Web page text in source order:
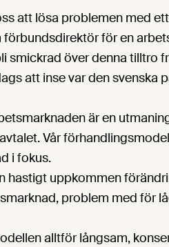
att lösa problemen med
för en
smickrad över denna tilltro
att inse var den svenska
är en
Vår
i fokus.
hastigt uppkommen
problem med för
alltför långsam,